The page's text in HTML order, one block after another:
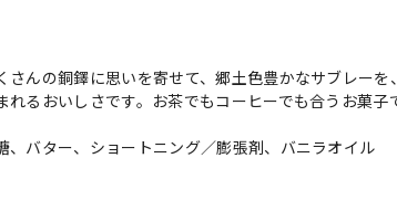
んの銅鐸に思いを寄せて、郷土色豊かなサブレーを
るおいしさです。お茶でもコーヒーでも合うお菓子
、バター、ショートニング／膨張剤、バニラオイル